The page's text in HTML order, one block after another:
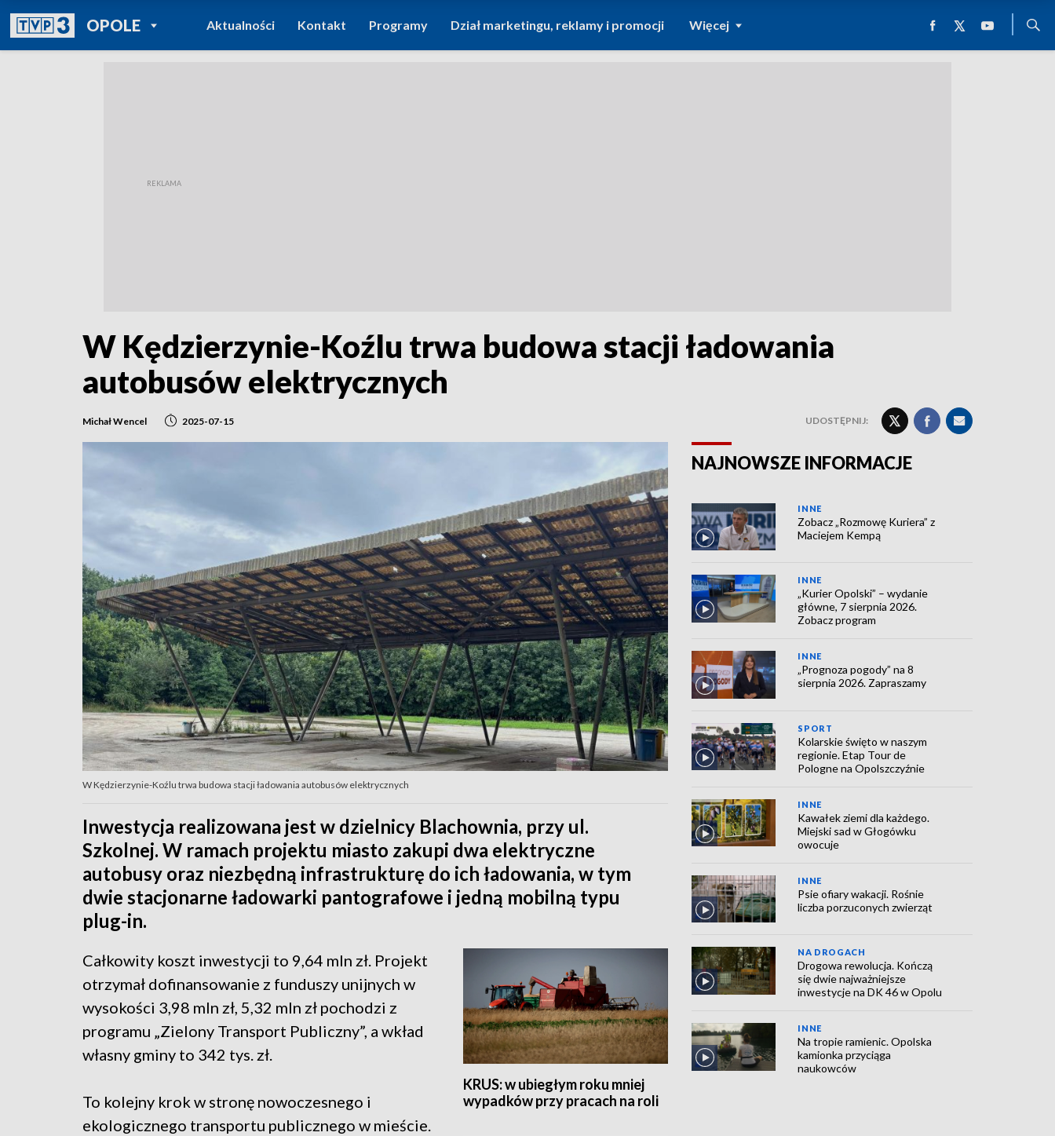
OPOLEPOWRÓT DO
TVP REGIONY
Aktualności Kontakt Programy Dział marketingu, reklamy i promocji Więcej
W Kędzierzynie-Koźlu trwa budowa stacji ładowania
autobusów elektrycznych
Michał Wencel 2025-07-15 UDOSTĘPNIJ:
W Kędzierzynie-Koźlu trwa budowa stacji ładowania autobusów elektrycznych
Inwestycja realizowana jest w dzielnicy Blachownia, przy ul.
Szkolnej. W ramach projektu miasto zakupi dwa elektryczne
autobusy oraz niezbędną infrastrukturę do ich ładowania, w tym
dwie stacjonarne ładowarki pantografowe i jedną mobilną typu
plug-in.
KRUS: w ubiegłym roku mniej
wypadków przy pracach na roli
Całkowity koszt inwestycji to 9,64 mln zł. Projekt
otrzymał dofinansowanie z funduszy unijnych w
wysokości 3,98 mln zł, 5,32 mln zł pochodzi z
programu „Zielony Transport Publiczny”, a wkład
własny gminy to 342 tys. zł.
To kolejny krok w stronę nowoczesnego i
ekologicznego transportu publicznego w mieście.
NAJNOWSZE INFORMACJE
INNE
Zobacz „Rozmowę Kuriera” z
Maciejem Kempą
INNE
„Kurier Opolski” – wydanie
główne, 7 sierpnia 2026.
Zobacz program
INNE
„Prognoza pogody” na 8
sierpnia 2026. Zapraszamy
SPORT
Kolarskie święto w naszym
regionie. Etap Tour de
Pologne na Opolszczyźnie
INNE
Kawałek ziemi dla każdego.
Miejski sad w Głogówku
owocuje
INNE
Psie ofiary wakacji. Rośnie
liczba porzuconych zwierząt
NA DROGACH
Drogowa rewolucja. Kończą
się dwie najważniejsze
inwestycje na DK 46 w Opolu
INNE
Na tropie ramienic. Opolska
kamionka przyciąga
naukowców